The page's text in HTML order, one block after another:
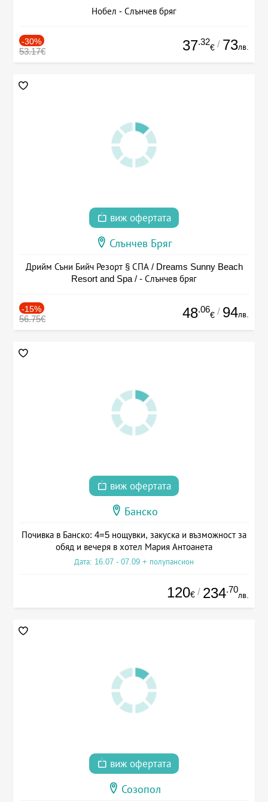
Нобел - Слънчев бряг
-30%
53.17€ 37.32
€ / 73лв.
виж офертата
Слънчев Бряг
Дрийм Съни Бийч Резорт § СПА / Dreams Sunny Beach
Resort and Spa / - Слънчев бряг
-15%
56.75€ 48.06
€ / 94лв.
виж офертата
Банско
Почивка в Банско: 4=5 нощувки, закуска и възможност за
обяд и вечеря в хотел Мария Антоанета
Дата: 16.07 - 07.09 + полупансион
120€ / 234.70
лв.
виж офертата
Созопол